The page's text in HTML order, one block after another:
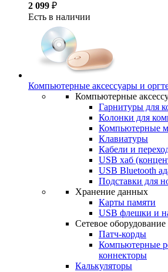
2 099 ₽
Есть в наличии
Компьютерные аксессуары и
Компьютерные
Гарнитуры для
Колонки для
Компьютерные
Клавиатуры
Кабели и
USB хаб
USB Bluetooth
Подставки для
Хранение данных
Карты памяти
USB флешки и
Сетевое
Патч-корды
Компьютерные
коннекторы
Калькуляторы